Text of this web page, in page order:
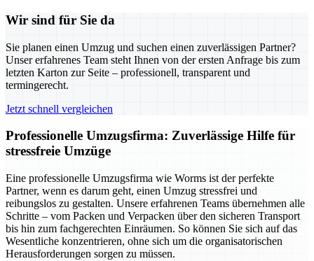
Wir sind für Sie da
Sie planen einen Umzug und suchen einen zuverlässigen Partner?
Unser erfahrenes Team steht Ihnen von der ersten Anfrage bis zum
letzten Karton zur Seite – professionell, transparent und
termingerecht.
Jetzt schnell vergleichen
Professionelle Umzugsfirma: Zuverlässige Hilfe für
stressfreie Umzüge
Eine professionelle Umzugsfirma wie Worms ist der perfekte
Partner, wenn es darum geht, einen Umzug stressfrei und
reibungslos zu gestalten. Unsere erfahrenen Teams übernehmen alle
Schritte – vom Packen und Verpacken über den sicheren Transport
bis hin zum fachgerechten Einräumen. So können Sie sich auf das
Wesentliche konzentrieren, ohne sich um die organisatorischen
Herausforderungen sorgen zu müssen.